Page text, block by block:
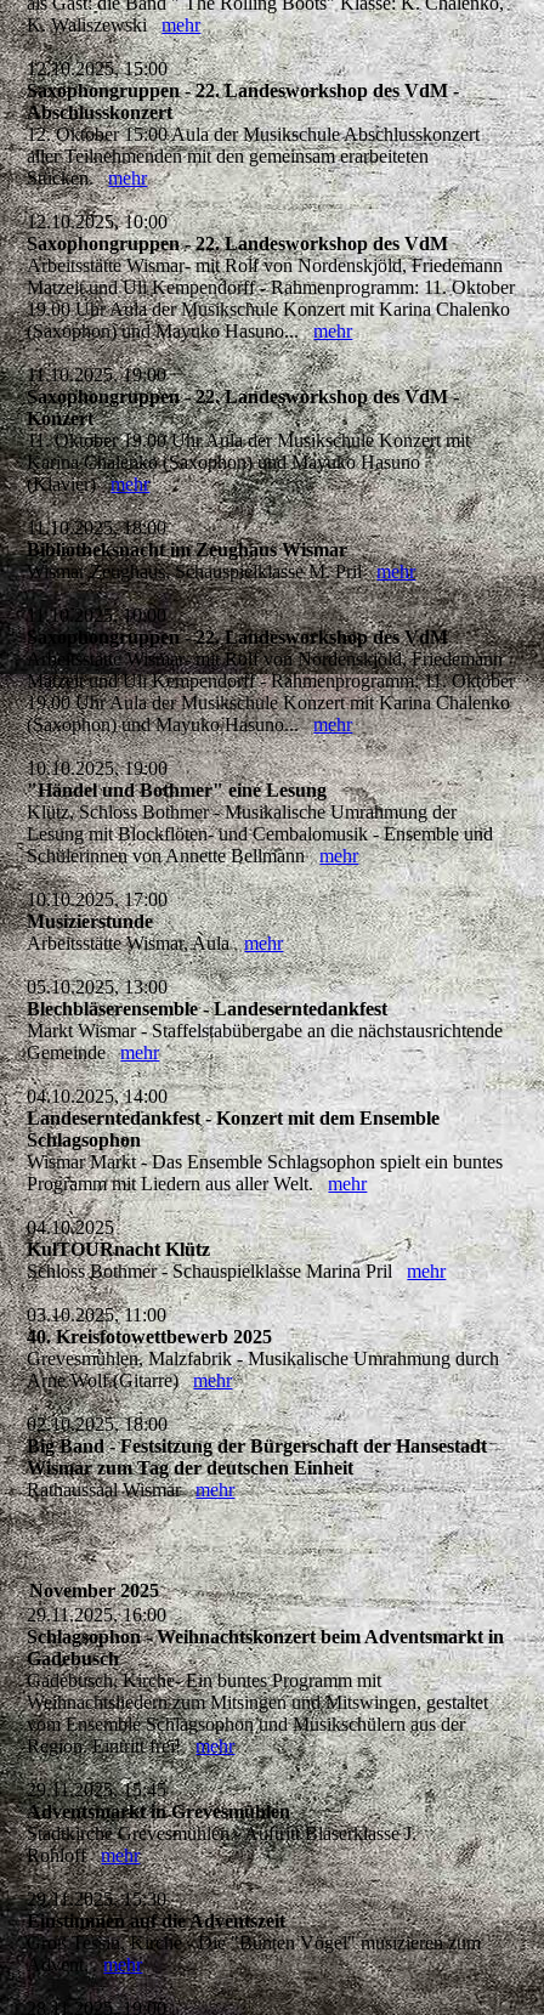
K. Waliszewskimehr
12.10.2025, 15:00
Saxophongruppen - 22. Landesworkshop des VdM -
Abschlusskonzert
12. Oktober 15:00 Aula der Musikschule Abschlusskonzert
aller Teilnehmenden mit den gemeinsam erarbeiteten
Stücken.mehr
12.10.2025, 10:00
Saxophongruppen - 22. Landesworkshop des VdM
Arbeitsstätte Wismar- mit Rolf von Nordenskjöld, Friedemann
Matzeit und Uli Kempendorff - Rahmenprogramm: 11. Oktober
19.00 Uhr Aula der Musikschule Konzert mit Karina Chalenko
(Saxophon) und Mayuko Hasuno...mehr
11.10.2025, 19:00
Saxophongruppen - 22. Landesworkshop des VdM -
Konzert
11. Oktober 19.00 Uhr Aula der Musikschule Konzert mit
Karina Chalenko (Saxophon) und Mayuko Hasuno
(Klavier)mehr
11.10.2025, 18:00
Bibliotheksnacht im Zeughaus Wismar
Wismar Zeughaus, Schauspielklasse M. Prilmehr
11.10.2025, 10:00
Saxophongruppen - 22. Landesworkshop des VdM
Arbeitsstätte Wismar- mit Rolf von Nordenskjöld, Friedemann
Matzeit und Uli Kempendorff - Rahmenprogramm: 11. Oktober
19.00 Uhr Aula der Musikschule Konzert mit Karina Chalenko
(Saxophon) und Mayuko Hasuno...mehr
10.10.2025, 19:00
"Händel und Bothmer" eine Lesung
Klütz, Schloss Bothmer - Musikalische Umrahmung der
Lesung mit Blockflöten- und Cembalomusik - Ensemble und
Schülerinnen von Annette Bellmannmehr
10.10.2025, 17:00
Musizierstunde
Arbeitsstätte Wismar, Aulamehr
05.10.2025, 13:00
Blechbläserensemble - Landeserntedankfest
Markt Wismar - Staffelstabübergabe an die nächstausrichtende
Gemeindemehr
04.10.2025, 14:00
Landeserntedankfest - Konzert mit dem Ensemble
Schlagsophon
Wismar Markt - Das Ensemble Schlagsophon spielt ein buntes
Programm mit Liedern aus aller Welt.mehr
04.10.2025
KulTOURnacht Klütz
Schloss Bothmer - Schauspielklasse Marina Prilmehr
03.10.2025, 11:00
40. Kreisfotowettbewerb 2025
Grevesmühlen, Malzfabrik - Musikalische Umrahmung durch
Arne Wolf (Gitarre)mehr
02.10.2025, 18:00
Big Band - Festsitzung der Bürgerschaft der Hansestadt
Wismar zum Tag der deutschen Einheit
Rathaussaal Wismarmehr
November 2025
29.11.2025, 16:00
Schlagsophon - Weihnachtskonzert beim Adventsmarkt in
Gadebusch
Gadebusch, Kirche- Ein buntes Programm mit
Weihnachtsliedern zum Mitsingen und Mitswingen, gestaltet
vom Ensemble Schlagsophon und Musikschülern aus der
Region. Eintritt frei!mehr
29.11.2025, 15:45
Adventsmarkt in Grevesmühlen
Stadtkirche Grevesmühlen - Auftritt Bläserklasse J.
Rohloffmehr
29.11.2025, 15:30
Einstimmen auf die Adventszeit
Groß Tessin, Kirche - Die "Bunten Vögel" musizieren zum
Advent.mehr
28.11.2025, 19:00